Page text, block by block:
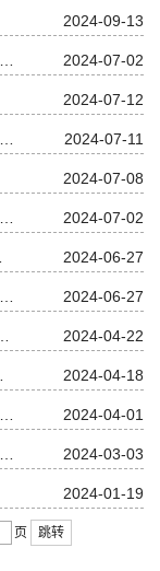
2024-09-13
2024-07-02
2024-07-12
2024-07-11
2024-07-08
2024-07-02
2024-06-27
2024-06-27
2024-04-22
2024-04-18
2024-04-01
2024-03-03
2024-01-19
页 跳转